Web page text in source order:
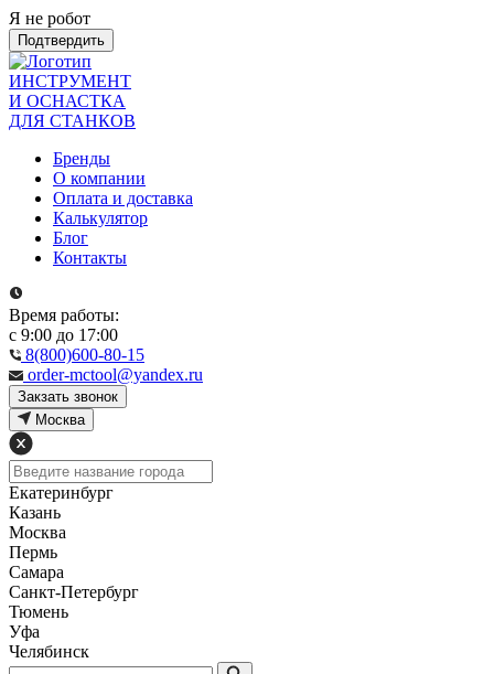
Я не робот
Подтвердить
ИНСТРУМЕНТ
И ОСНАСТКА
ДЛЯ СТАНКОВ
Бренды
О компании
Оплата и доставка
Калькулятор
Блог
Контакты
Время работы:
с 9:00 до 17:00
8(800)600-80-15
order-mctool@yandex.ru
Закзать звонок
Москва
Екатеринбург
Казань
Москва
Пермь
Самара
Санкт-Петербург
Тюмень
Уфа
Челябинск